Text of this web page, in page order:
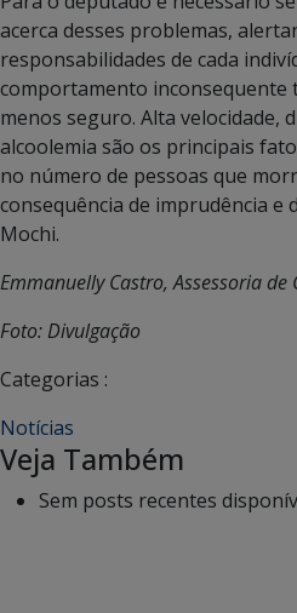
acerca desses problemas,
responsabilidades de cada
comportamento inconsequente
menos seguro. Alta velocidade,
alcoolemia são os principais
no número de pessoas que
consequência de imprudência e
Mochi.
Emmanuelly Castro, Assessoria
Foto: Divulgação
Categorias :
Notícias
Veja Também
Sem posts recentes